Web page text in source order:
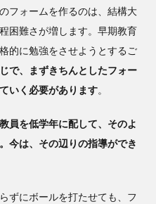
フォームを作るのは、結構大
困難さが増します。早期教育
的に勉強をさせようとするご
で、まずきちんとしたフォー
いく必要があります。
員を低学年に配して、そのよ
今は、その辺りの指導ができ
ずにボールを打たせても、フ